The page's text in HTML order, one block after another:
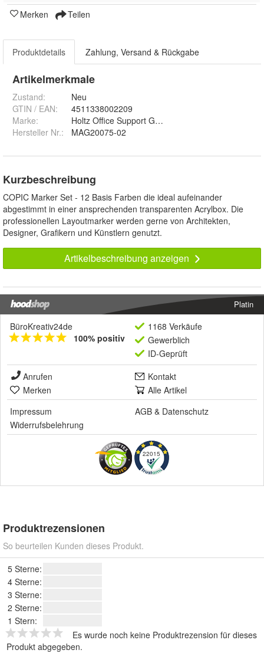
Merken Teilen
Produktdetails Zahlung, Versand & Rückgabe
Artikelmerkmale
Zustand:
Neu
GTIN / EAN:
4511338002209
Marke:
Holtz Office Support GmbH
Hersteller Nr.:
MAG20075-02
Kurzbeschreibung
COPIC Marker Set - 12 Basis Farben die ideal aufeinander
abgestimmt in einer ansprechenden transparenten Acrylbox. Die
professionellen Layoutmarker werden gerne von Architekten,
Designer, Grafikern und Künstlern genutzt.
Artikelbeschreibung anzeigen
Platin
BüroKreativ24de
100% positiv
1168 Verkäufe
Gewerblich
ID-Geprüft
Anrufen
Kontakt
Merken
Alle Artikel
Impressum
AGB & Datenschutz
Widerrufsbelehrung
22015
Produktrezensionen
So beurteilen Kunden dieses Produkt.
5 Sterne:
4 Sterne:
3 Sterne:
2 Sterne:
1 Stern:
Es wurde noch keine Produktrezension für dieses
Produkt abgegeben.